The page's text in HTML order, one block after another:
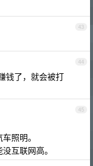
43
44
钱了，就会被打
45
照明。
互联网高。